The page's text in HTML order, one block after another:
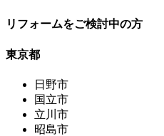
リフォームをご検討中の方
東京都
日野市
国立市
立川市
昭島市